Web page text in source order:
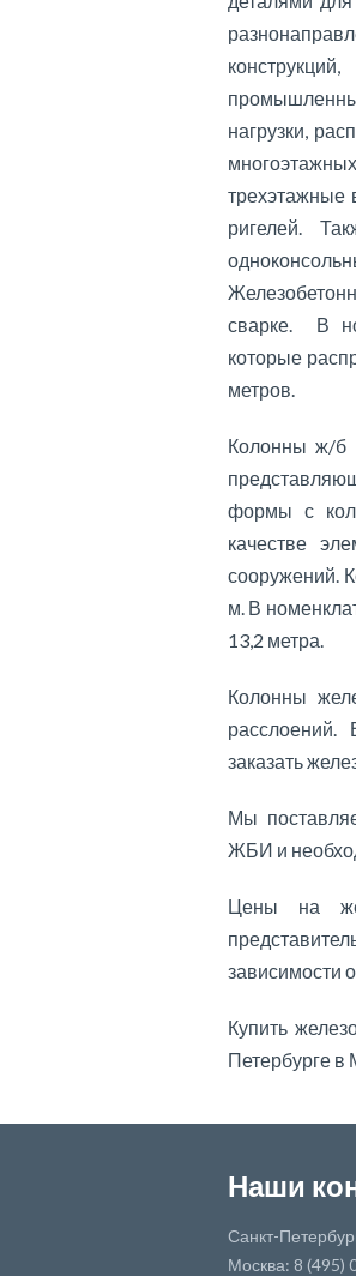
нагрузки,
трехэтажные
ригелей.
сварке. В
которые
метров.
Колонны ж/б
формы с
качестве
сооружений.
м. В
13,2 метра.
Колонны
заказать
Мы
ЖБИ и
Цены на
зависимости
Купить
Петербурге в
Наши
Санкт-
Москва: 8 (495)